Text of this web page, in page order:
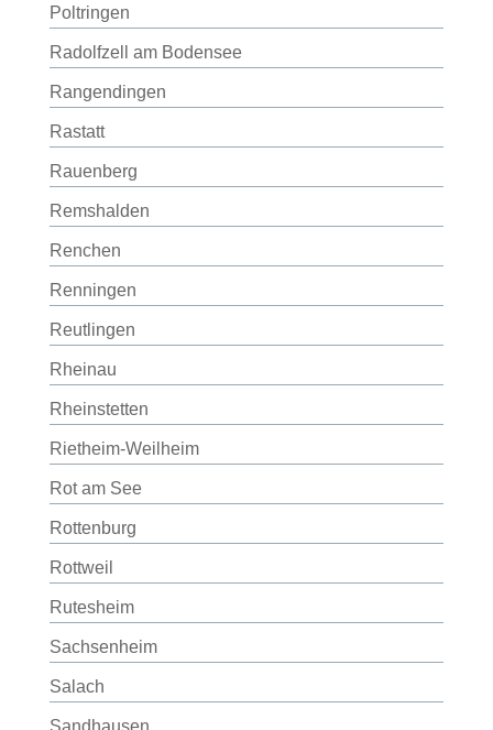
Poltringen
Radolfzell am Bodensee
Rangendingen
Rastatt
Rauenberg
Remshalden
Renchen
Renningen
Reutlingen
Rheinau
Rheinstetten
Rietheim-Weilheim
Rot am See
Rottenburg
Rottweil
Rutesheim
Sachsenheim
Salach
Sandhausen